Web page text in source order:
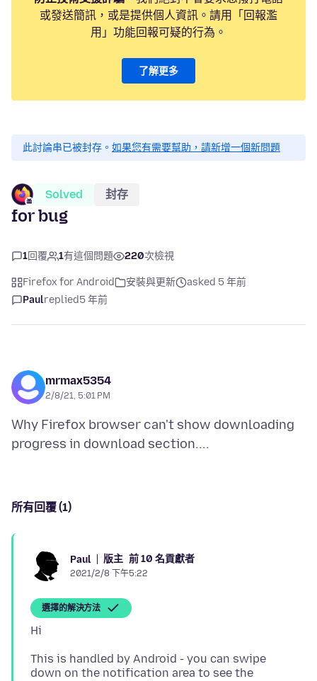
或發送簡訊，或是提供個人資訊。請用「回報濫
用」功能回報可疑的行為。
了解更多
此討論串已被封存。 如果您有需要幫助，請新增一個新問題
Solved 封存
for bug
1回覆 1有這個問題 220次檢視
Firefox for Android 安裝與更新
asked 5 年前
Paulreplied5 年前
mrmax5354
2/8/21, 5:01 PM
Why Firefox browser can't show downloading
所有回覆 (1)
Paul 版主 前 10 名貢獻者
2021/2/8 下午5:22
選擇的解決方法
This is handled by Android - you can swipe
down on the notification area to see the